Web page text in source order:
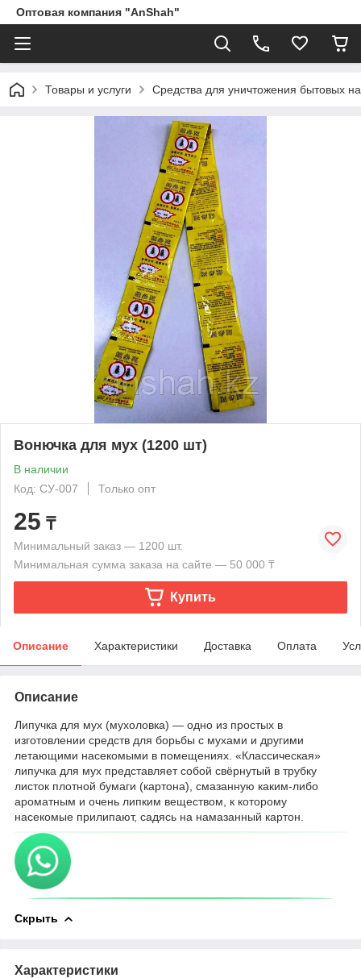
Оптовая компания "AnShah"
Товары и услуги Средства для уничтожения бытовых
Вонючка для мух (1200 шт)
В наличии
Код: СУ-007
Только опт
25 ₸
Минимальный заказ — 1200 шт.
Минимальная сумма заказа на сайте — 50 000 ₸
Купить
Описание Характеристики Доставка Оплата
Описание
Липучка для мух (мухоловка) — одно из простых в
изготовлении средств для борьбы с мухами и другими
летающими насекомыми в помещениях. «Классическая»
липучка для мух представляет собой свёрнутый в трубку
листок плотной бумаги (картона), смазанную каким-либо
ароматным и очень липким веществом, к которому
насекомые прилипают, садясь на намазанный картон.
Скрыть
Характеристики